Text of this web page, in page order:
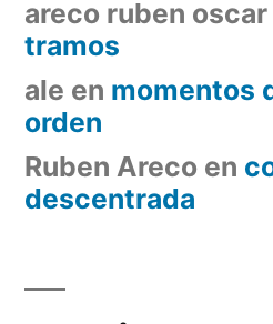
areco ruben oscar
tramos
ale en momentos
orden
Ruben Areco en
descentrada